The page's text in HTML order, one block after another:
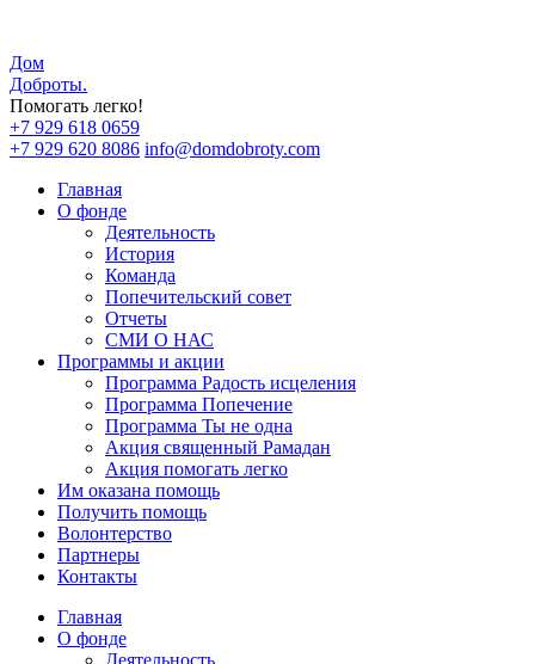
Дом
Доброты.
Помогать легко!
+7 929 618 0659
+7 929 620 8086 info@domdobroty.com
Главная
О фонде
Деятельность
История
Команда
Попечительский совет
Отчеты
СМИ О НАС
Программы и акции
Программа Радость исцеления
Программа Попечение
Программа Ты не одна
Акция священный Рамадан
Акция помогать легко
Им оказана помощь
Получить помощь
Волонтерство
Партнеры
Контакты
Главная
О фонде
Деятельность